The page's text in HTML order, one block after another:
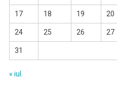
17 18 19 20
24 25 26 27
31
« iul.